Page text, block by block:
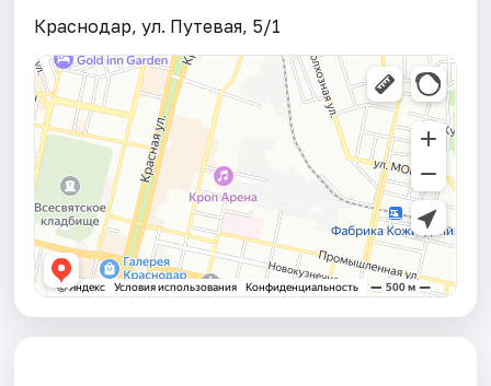
Краснодар, ул. Путевая, 5/1